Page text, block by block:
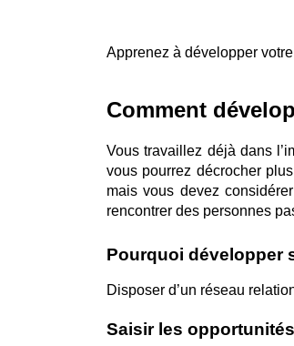
Apprenez à développer
Comment
Vous travaillez déjà dans
vous pourrez décrocher
mais vous devez
rencontrer des personnes
Pourquoi développer
Disposer d’un réseau
Saisir les